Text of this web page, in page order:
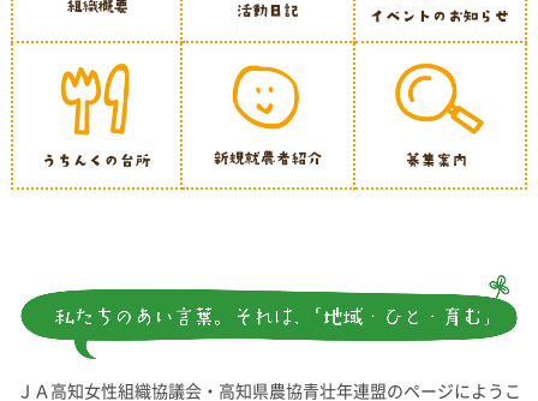
ＪＡ高知女性組織協議会・高知県農協青壮年連盟のページにようこ